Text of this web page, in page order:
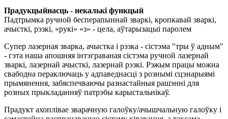
Прадукцыйнасць - некалькі функцый
Падтрымка ручной бесперапыннай зваркі, кропкавай зваркі,
ачысткі, рэзкі, «рукі» «з» - цела, аўтарызацыі паролем
Супер лазерная зварка, ачыстка і рэзка - сістэма "тры ў адным"
- гэта наша апошняя інтэграваная сістэма ручной лазернай
зваркі, лазернай ачысткі, лазернай рэзкі. Рэжым працы можна
свабодна пераключаць у адпаведнасці з рознымі сцэнарыямі
прымянення, забяспечваючы разнастайныя рашэнні для
розных прыкладанняў патрэбы карыстальнікаў.
Прадукт ахоплівае зварачную галоўку/ачышчальную галоўку і